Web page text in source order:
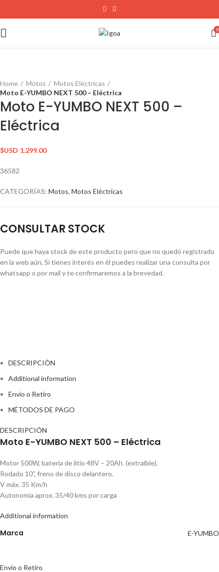
0
Home Motos
Motos Eléctricas
Moto E-YUMBO NEXT 500 – Eléctrica
Moto E-YUMBO NEXT 500 –
Eléctrica
$USD 1.299.00
36582
CATEGORÍAS: Motos, Motos Eléctricas
CONSULTAR STOCK
Puede que haya stock de este producto pero que no quedó registrado
en la web aún. Si tienes interés en él puedes realizar una consulta por
whatsapp o por mail y te confirmaremos a la brevedad.
DESCRIPCIÓN
Additional information
Envío o Retiro
MÉTODOS DE PAGO
DESCRIPCIÓN
Moto E-YUMBO NEXT 500 – Eléctrica
Motor 500W, batería de litio 48V – 20Ah. (extraíble).
Rodado 10”, freno de disco delantero.
V máx. 35 Km/h
Autonomía aprox. 35/40 kms por carga
Additional information
Marca E-YUMBO
Envío o Retiro